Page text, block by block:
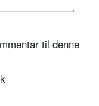
til denne